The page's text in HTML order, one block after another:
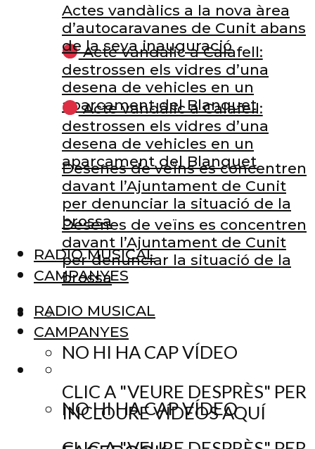
Acte vandàlic a Calafell:
destrossen els vidres d’una
desena de vehicles en un
aparcament del Blanquet
Desenes de veïns es concentren
davant l’Ajuntament de Cunit
per denunciar la situació de la
brossa
RADIO MUSICAL
CAMPANYES
NO HI HA CAP VÍDEO
CLIC A "VEURE DESPRÈS" PER
INCLOURE VÍDEOS AQUÍ
Actes vandàlics a la nova àrea
d’autocaravanes de Cunit abans
de la seva inauguració
Acte vandàlic a Calafell:
destrossen els vidres d’una
desena de vehicles en un
aparcament del Blanquet
Desenes de veïns es concentren
davant l’Ajuntament de Cunit
per denunciar la situació de la
brossa
RADIO MUSICAL
CAMPANYES
NO HI HA CAP VÍDEO